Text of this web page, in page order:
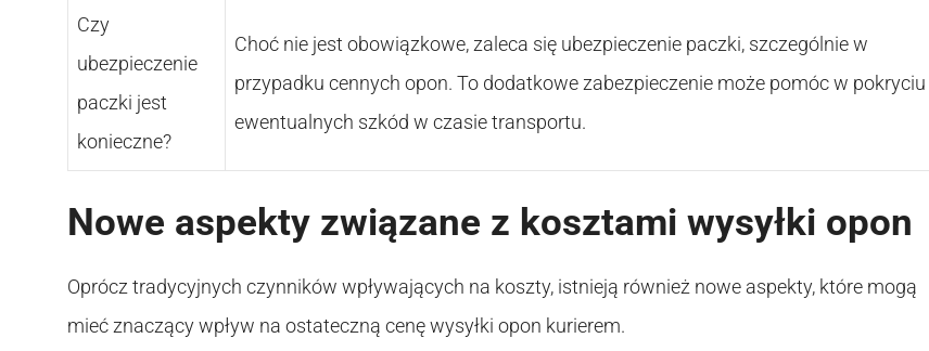
Czy
ubezpieczenie
paczki jest
konieczne?
Choć nie jest obowiązkowe, zaleca się ubezpieczenie paczki, szczególnie w
przypadku cennych opon. To dodatkowe zabezpieczenie może pomóc w pokryciu
ewentualnych szkód w czasie transportu.
Nowe aspekty związane z kosztami wysyłki opon
Oprócz tradycyjnych czynników wpływających na koszty, istnieją również nowe aspekty, które mogą
mieć znaczący wpływ na ostateczną cenę wysyłki opon kurierem.